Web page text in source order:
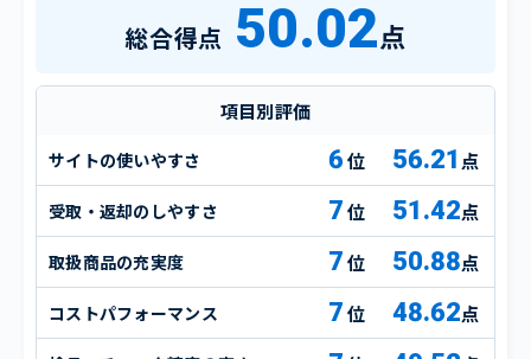
総合得点 50.02点
項目別評価
サイトの使いやすさ 6 56.21 点
受取・返却のしやすさ 7 51.42点
取扱商品の充実度 7 50.88点
コストパフォーマンス 7 48.62点